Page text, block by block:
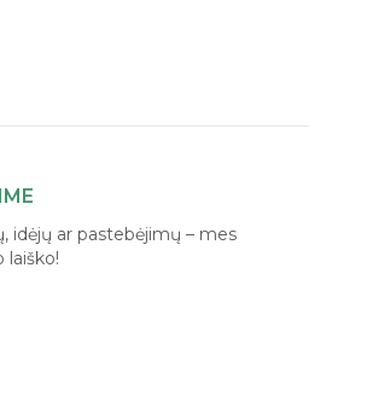
idėjų ar pastebėjimų – mes
laiško!